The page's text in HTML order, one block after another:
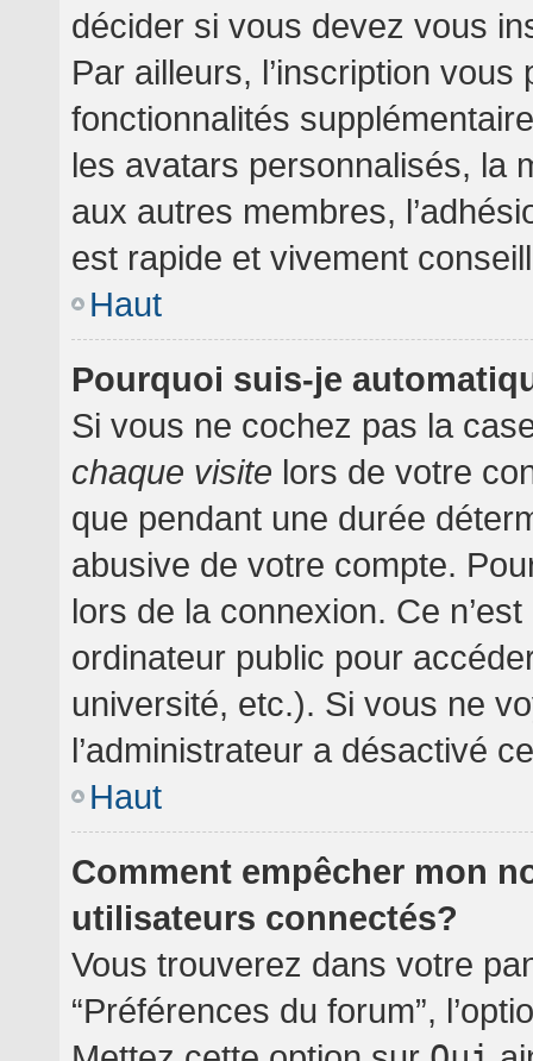
décider si vous devez vous
Par ailleurs, l’inscription
fonctionnalités
les avatars personnalisés, la
aux autres membres,
est rapide et vivement
Haut
Pourquoi suis-je
Si vous ne cochez pas la
chaque visite lors de votre
que pendant une durée
abusive de votre compte.
lors de la connexion. Ce
ordinateur public pour
université, etc.). Si vous ne
l’administrateur a désactivé
Haut
Comment empêcher mon
utilisateurs connectés?
Vous trouverez dans votre
“Préférences du forum”,